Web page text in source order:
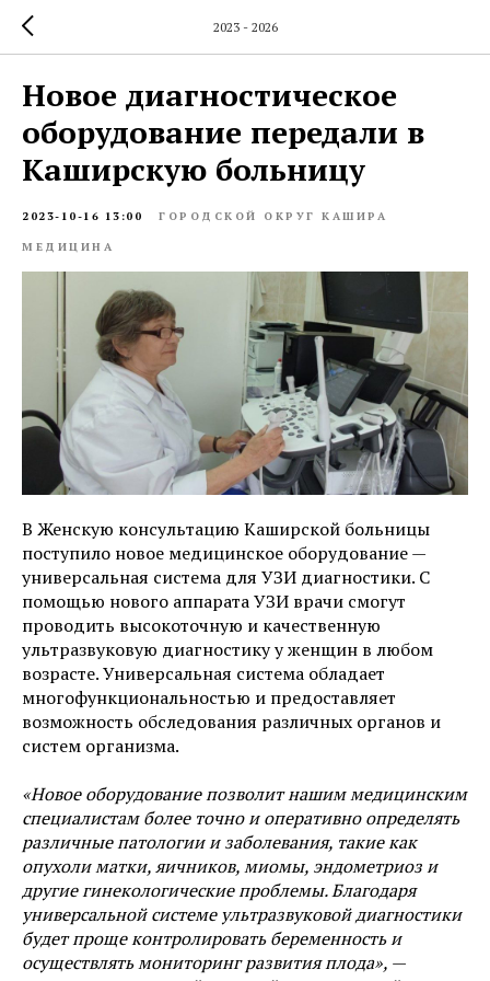
2023 - 2026
Новое диагностическое
оборудование передали в
Каширскую больницу
2023-10-16 13:00 ГОРОДСКОЙ ОКРУГ КАШИРА
МЕДИЦИНА
В Женскую консультацию Каширской больницы
поступило новое медицинское оборудование —
универсальная система для УЗИ диагностики. С
помощью нового аппарата УЗИ врачи смогут
проводить высокоточную и качественную
ультразвуковую диагностику у женщин в любом
возрасте. Универсальная система обладает
многофункциональностью и предоставляет
возможность обследования различных органов и
систем организма.
«Новое оборудование позволит нашим медицинским
специалистам более точно и оперативно определять
различные патологии и заболевания, такие как
опухоли матки, яичников, миомы, эндометриоз и
другие гинекологические проблемы. Благодаря
универсальной системе ультразвуковой диагностики
будет проще контролировать беременность и
осуществлять мониторинг развития плода», —